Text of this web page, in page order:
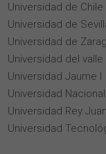
Universidad de Chile
Universidad de
Universidad de
Universidad del
Universidad Jaume I
Universidad
Universidad Rey
Universidad